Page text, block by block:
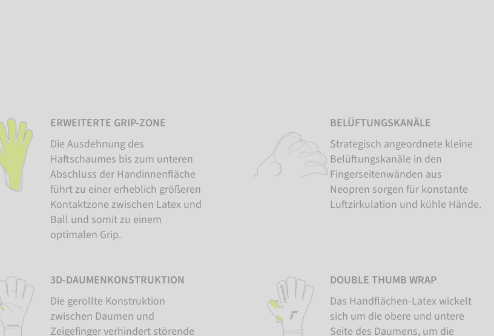
ERWEITERTE GRIP-ZONE
Die Ausdehnung des
Haftschaumes bis zum unteren
Abschluss der Handinnenfläche
führt zu einer erheblich größeren
Kontaktzone zwischen Latex und
Ball und somit zu einem
optimalen Grip.
BELÜFTUNGSKANÄLE
Strategisch angeordnete kleine
Belüftungskanäle in den
Fingerseitenwänden aus
Neopren sorgen für konstante
Luftzirkulation und kühle Hände.
3D-DAUMENKONSTRUKTION
Die gerollte Konstruktion
zwischen Daumen und
Zeigefinger verhindert störende
DOUBLE THUMB WRAP
Das Handflächen-Latex wickelt
sich um die obere und untere
Seite des Daumens, um die